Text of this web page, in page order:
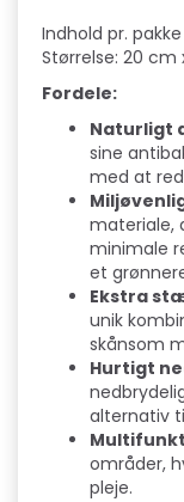
Indhold pr. pakke
Størrelse: 20 cm
Fordele:
Naturligt
sine
med at
materiale,
minimale
et
Ekstra
unik
skånsom
Hurtigt
alternativ
områder,
pleje.